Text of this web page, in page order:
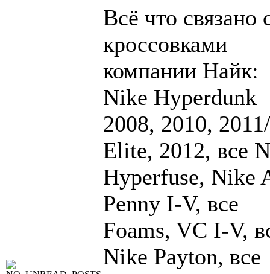
Всё что связано
кроссовками
компании Найк:
Nike Hyperdunk
2008, 2010, 2011/
Elite, 2012, все
Hyperfuse, Nike
Penny I-V, все
Foams, VC I-V,
Nike Payton, все